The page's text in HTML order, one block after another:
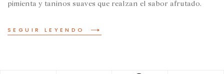
pimienta y taninos suaves que realzan el sabor afrutado.
SEGUIR LEYENDO